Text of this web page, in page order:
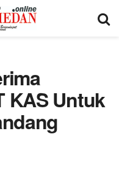
KAS Untuk